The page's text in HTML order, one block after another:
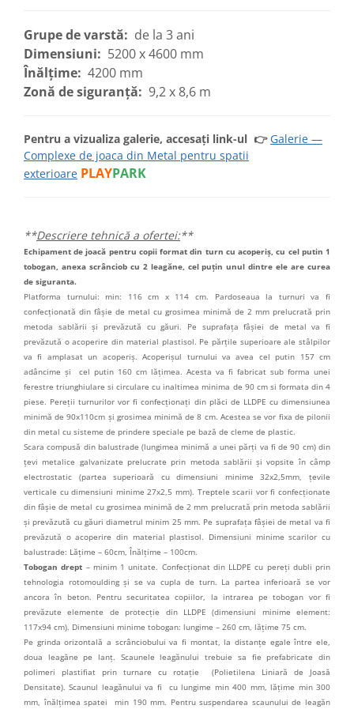
Grupe de varstă: de la 3 ani
Dimensiuni: 5200 x 4600 mm
Înălțime: 4200 mm
Zonă de siguranță: 9,2 x 8,6 m
Pentru a vizualiza galerie, accesați link-ul 👉 Galerie —
Complexe de joaca din Metal pentru spatii
exterioare PLAYPARK
**Descriere tehnică a ofertei:**
Echipament de joacă pentru copii format din turn cu acoperiș, cu cel putin 1
tobogan, anexa scrânciob cu 2 leagăne, cel puțin unul dintre ele are curea
de siguranta.
Platforma turnului: min: 116 cm x 114 cm. Pardoseaua la turnuri va fi
confecționată din fâșie de metal cu grosimea minimă de 2 mm prelucrată prin
metoda sablării și prevăzută cu găuri. Pe suprafața fâșiei de metal va fi
prevăzută o acoperire din material plastisol. Pe părțile superioare ale stâlpilor
va fi amplasat un acoperiș. Acoperișul turnului va avea cel putin 157 cm
adâncime și cel putin 160 cm lățimea. Acesta va fi fabricat sub forma unei
ferestre triunghiulare si circulare cu inaltimea minima de 90 cm si formata din 4
piese. Pereții turnurilor vor fi confecționați din plăci de LLDPE cu dimensiunea
minimă de 90x110cm și grosimea minimă de 8 cm. Acestea se vor fixa de pilonii
din metal cu sisteme de prindere speciale pe bază de cleme de plastic.
Scara compusă din balustrade (lungimea minimă a unei părți va fi de 90 cm) din
țevi metalice galvanizate prelucrate prin metoda sablării și vopsite în câmp
electrostatic (partea superioară cu dimensiuni minime 32x2,5mm, țevile
verticale cu dimensiuni minime 27x2,5 mm). Treptele scarii vor fi confecționate
din fâșie de metal cu grosimea minimă de 2 mm prelucrată prin metoda sablării
și prevăzută cu găuri diametrul minim 25 mm. Pe suprafața fâșiei de metal va fi
prevăzută o acoperire din material plastisol. Dimensiuni minime scarilor cu
balustrade: Lățime – 60cm, Înălțime – 100cm.
Tobogan drept – minim 1 unitate. Confecționat din LLDPE cu pereți dubli prin
tehnologia rotomoulding și se va cupla de turn. La partea inferioară se vor
ancora în beton. Pentru securitatea copiilor, la intrarea pe tobogan vor fi
prevăzute elemente de protecție din LLDPE (dimensiuni minime element:
117x94 cm). Dimensiuni minime tobogan: lungime – 260 cm, lățime 75 cm.
Pe grinda orizontală a scrânciobului va fi montat, la distanțe egale între ele,
doua leagăne pe lanț. Scaunele leagănului trebuie sa fie prefabricate din
polimeri plastifiat prin turnare cu rotație (Polietilena Liniară de Joasă
Densitate). Scaunul leagănului va fi cu lungime min 400 mm, lățime min 300
mm, înălțimea spatei min 190 mm. Pentru suspendarea scaunului de leagăn